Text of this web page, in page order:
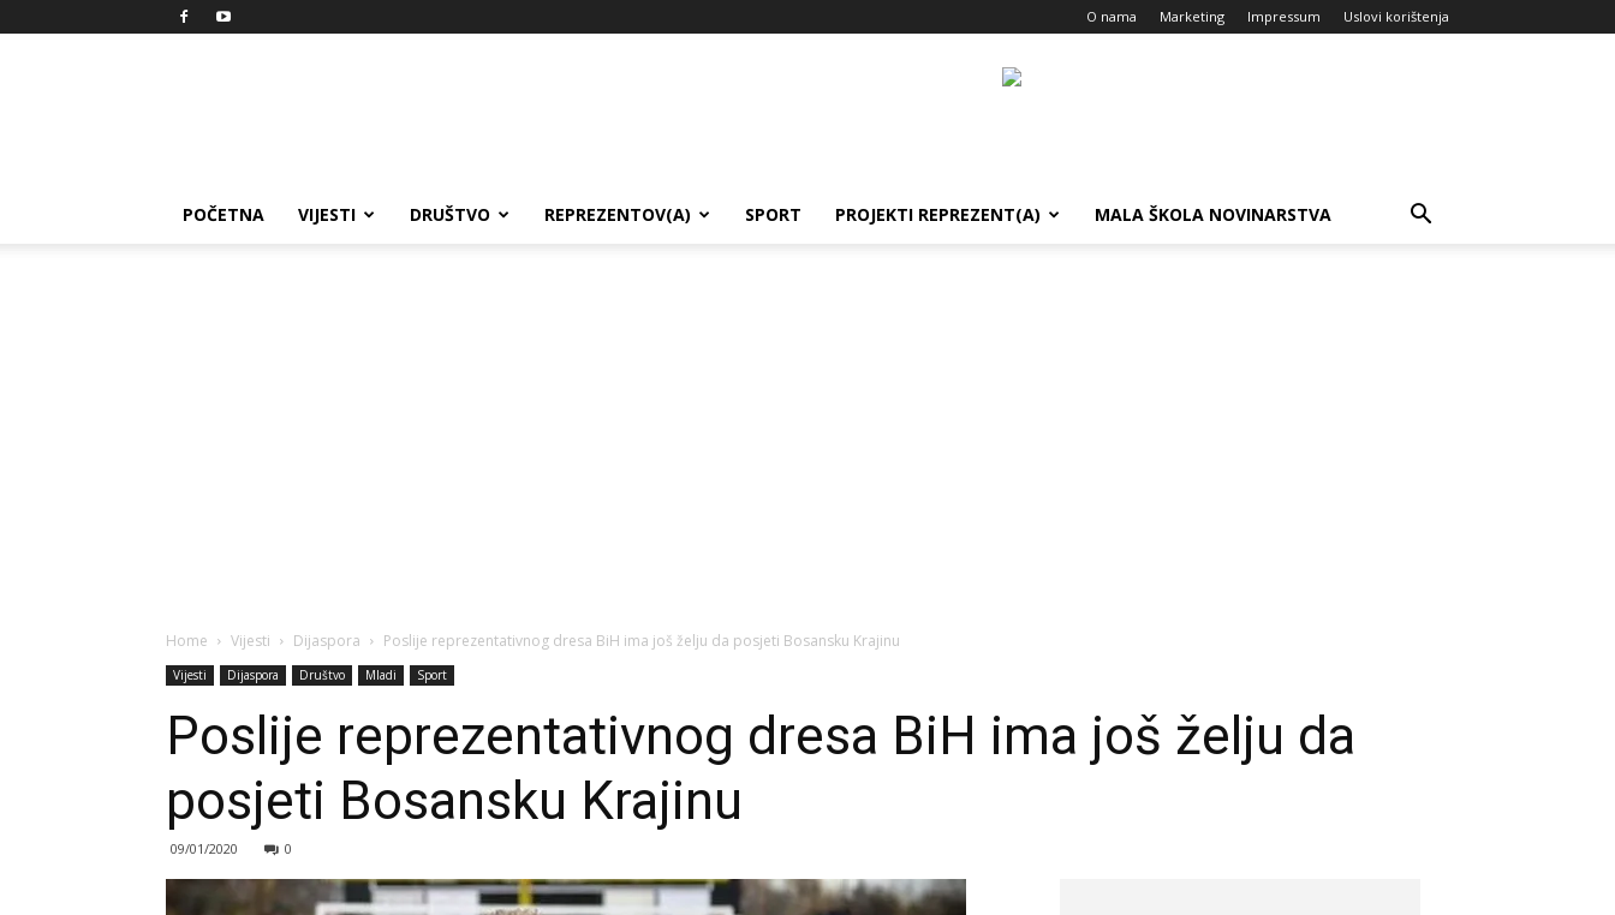
O nama Marketing Impressum Uslovi korištenja
POČETNA VIJESTI DRUŠTVO REPREZENTOV(A) SPORT PROJEKTI REPREZENT(A) MALA ŠKOLA NOVINARSTVA
Home Vijesti Dijaspora Poslije reprezentativnog dresa BiH ima još želju da posjeti Bosansku Krajinu
Vijesti Dijaspora Društvo Mladi Sport
Poslije reprezentativnog dresa BiH ima još želju da
posjeti Bosansku Krajinu
09/01/2020 0